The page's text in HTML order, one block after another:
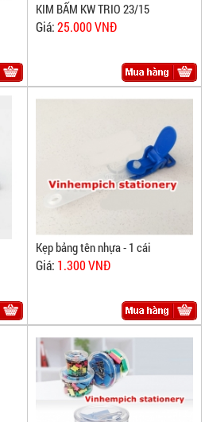
KIM BẤM KW TRIO 23/15
Giá:25.000 VNĐ
Kẹp bảng tên nhựa - 1 cái
Giá: 1.300 VNĐ